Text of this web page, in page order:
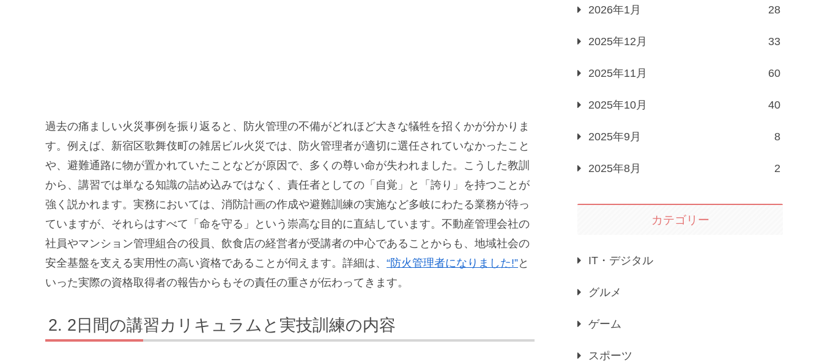
過去の痛ましい火災事例を振り返ると、防火管理の不備がどれほど大きな犠牲を招くかが分かりま
す。例えば、新宿区歌舞伎町の雑居ビル火災では、防火管理者が適切に選任されていなかったこと
や、避難通路に物が置かれていたことなどが原因で、多くの尊い命が失われました。こうした教訓
から、講習では単なる知識の詰め込みではなく、責任者としての「自覚」と「誇り」を持つことが
強く説かれます。実務においては、消防計画の作成や避難訓練の実施など多岐にわたる業務が待っ
ていますが、それらはすべて「命を守る」という崇高な目的に直結しています。不動産管理会社の
社員やマンション管理組合の役員、飲食店の経営者が受講者の中心であることからも、地域社会の
安全基盤を支える実用性の高い資格であることが伺えます。詳細は、 “防火管理者になりました!”と
いった実際の資格取得者の報告からもその責任の重さが伝わってきます。
2日間の講習カリキュラムと実技訓練の内容
2026年1月 28
2025年12月 33
2025年11月 60
2025年10月 40
2025年9月 8
2025年8月 2
カテゴリー
IT・デジタル
グルメ
ゲーム
スポーツ